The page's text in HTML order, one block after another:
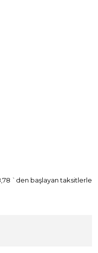
`den başlayan taksitlerle